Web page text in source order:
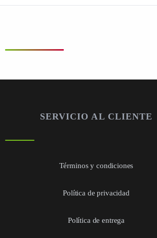
SERVICIO AL CLIENTE
Términos y condiciones
Política de privacidad
Política de entrega